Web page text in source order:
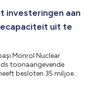
investeringen aan
uit te
Monrol Nuclear
toonaangevende
besloten 35 miljoen